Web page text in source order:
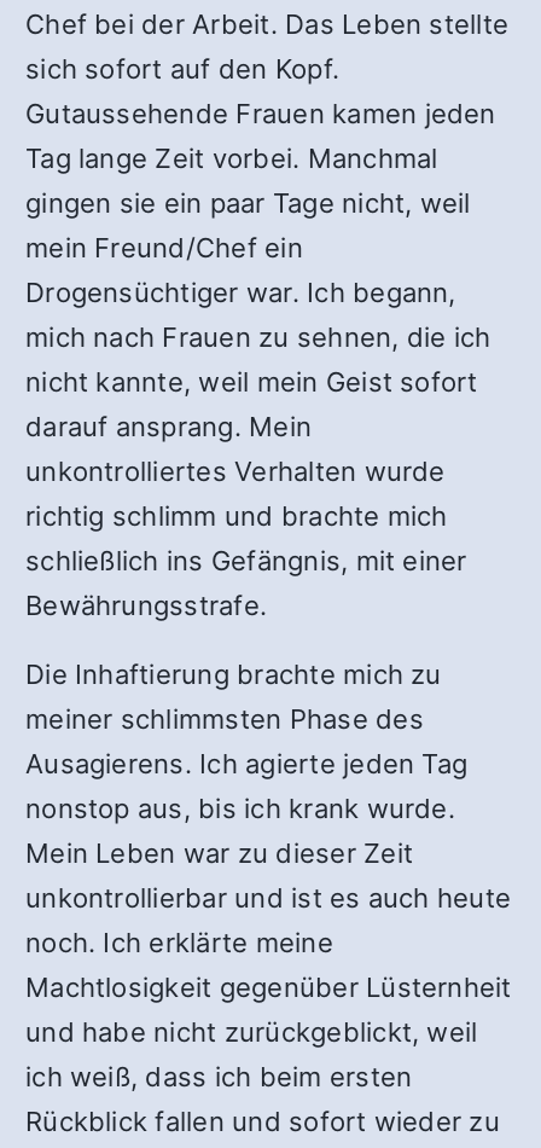
Chef bei der Arbeit. Das Leben stellte
sich sofort auf den Kopf.
Gutaussehende Frauen kamen jeden
Tag lange Zeit vorbei. Manchmal
gingen sie ein paar Tage nicht, weil
mein Freund/Chef ein
Drogensüchtiger war. Ich begann,
mich nach Frauen zu sehnen, die ich
nicht kannte, weil mein Geist sofort
darauf ansprang. Mein
unkontrolliertes Verhalten wurde
richtig schlimm und brachte mich
schließlich ins Gefängnis, mit einer
Bewährungsstrafe.
Die Inhaftierung brachte mich zu
meiner schlimmsten Phase des
Ausagierens. Ich agierte jeden Tag
nonstop aus, bis ich krank wurde.
Mein Leben war zu dieser Zeit
unkontrollierbar und ist es auch heute
noch. Ich erklärte meine
Machtlosigkeit gegenüber Lüsternheit
und habe nicht zurückgeblickt, weil
ich weiß, dass ich beim ersten
Rückblick fallen und sofort wieder zu